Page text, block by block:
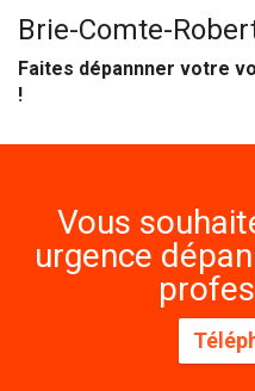
Brie-Comte-
Faites dépannner votre
!
Vous
urgence